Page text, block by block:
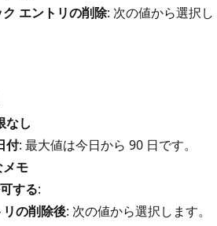
エントリの削除: 次の値から選択し
なし
付: 最大値は今日から 90 日です。
モ
する:
の削除後: 次の値から選択します。